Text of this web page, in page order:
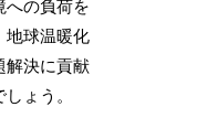
への負荷を
地球温暖化
解決に貢献
ょう。